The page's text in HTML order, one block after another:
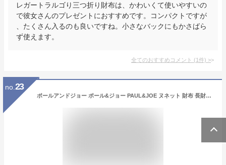
レガートラルゴり三つ折り財布は、かわいくて使いやすいの
で彼女さんのプレゼントにおすすめです。コンパクトですが
、たくさん入るのも良いですね。小さなバックにもかさばら
ず使えます。
全てのおすすめコメント (1件) >
no. 23
ポールアンドジョー ポール&ジョー PAUL&JOE ヌネット 財布 長財布 レディース ブランド 猫柄 大容量 猫 長 財布 ポルジョ 使いやすい ウォレット ロングウォレット ポールジョー ラウンドファスナー 子猫 可愛い あす楽 天赦日